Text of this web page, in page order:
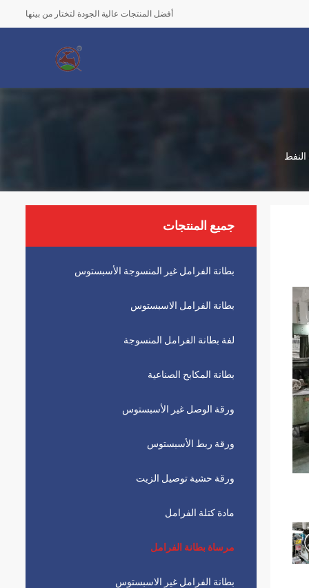
أفضل المنتجات عالية الجودة لتختار من بينها
جميع المنتجات
بطانة الفرامل غير المنسوجة الأسبستوس
بطانة الفرامل الاسبستوس
لفة بطانة الفرامل المنسوجة
بطانة المكابح الصناعية
ورقة الوصل غير الأسبستوس
ورقة ربط الأسبستوس
ورقة حشية توصيل الزيت
مادة كتلة الفرامل
مرساة بطانة الفرامل
بطانة الفرامل غير الاسبستوس